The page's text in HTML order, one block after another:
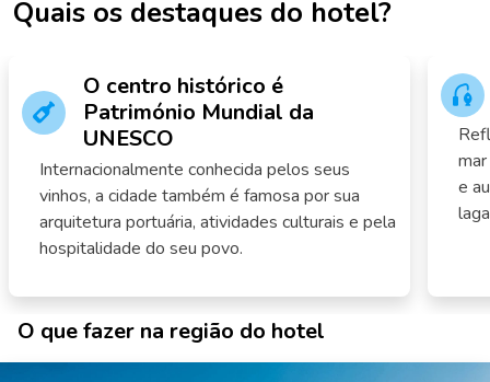
Quais os destaques do hotel?
O centro histórico é
Património Mundial da
UNESCO
Internacionalmente conhecida pelos seus
vinhos, a cidade também é famosa por sua
arquitetura portuária, atividades culturais e pela
hospitalidade do seu povo.
e
O que fazer na região do hotel